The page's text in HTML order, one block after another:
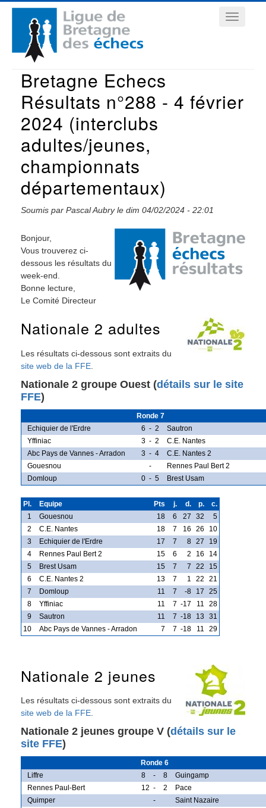
Aller
contenu
principal
Navigation
principale
Bretagne Echecs
Résultats n°288 - 4 février
2024 (interclubs
adultes/jeunes,
championnats
départementaux)
Soumis par Pascal Aubryle dim 04/02/2024 - 22:01
Bonjour,
Vous trouverez ci-
dessous les résultats du
week-end.
Bonne lecture,
Le Comité Directeur
Nationale 2 adultes
Les résultats ci-dessous sont extraits du
site web de la FFE
Nationale 2 groupe Ouest (détails sur le site
FFE)
Ronde 7
Echiquier de l'Erdre
6 - 2
Sautron
Yffiniac
3 - 2
C.E. Nantes
Abc Pays de Vannes - Arradon
3 - 4
C.E. Nantes 2
Gouesnou
-
Rennes Paul Bert 2
Domloup
0 - 5 Brest Usam
Pl. Equipe Pts j. d. p.
c.
1
Gouesnou 18 6 27 32
5
2
C.E. Nantes 18 7 16 26
10
3
Echiquier de l'Erdre 17 7 8 27
19
4
Rennes Paul Bert 2 15 6 2 16
14
5
Brest Usam 15 7 7 22
15
6
C.E. Nantes 2 13 7 1 22
21
7
Domloup 11 7 -8 17
25
8
Yffiniac 11 7 -17 11
28
9
Sautron 11 7 -18 13
31
10
Abc Pays de Vannes - Arradon 7 7 -18 11 29
Nationale 2 jeunes
Les résultats ci-dessous sont extraits du
site web de la FFE.
Nationale 2 jeunes groupe V (détails sur le
site FFE)
Ronde 6
Liffre
8 - 8
Guingamp
Rennes Paul-Bert
12 - 2
Pace
Quimper
-
Saint Nazaire